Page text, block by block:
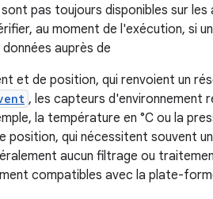
pas toujours disponibles sur les
au moment de l'exécution, si
auprès de
et de position, qui renvoient un
, les capteurs d'environnement
la température en °C ou la
qui nécessitent souvent
aucun filtrage ou
compatibles avec la plate-